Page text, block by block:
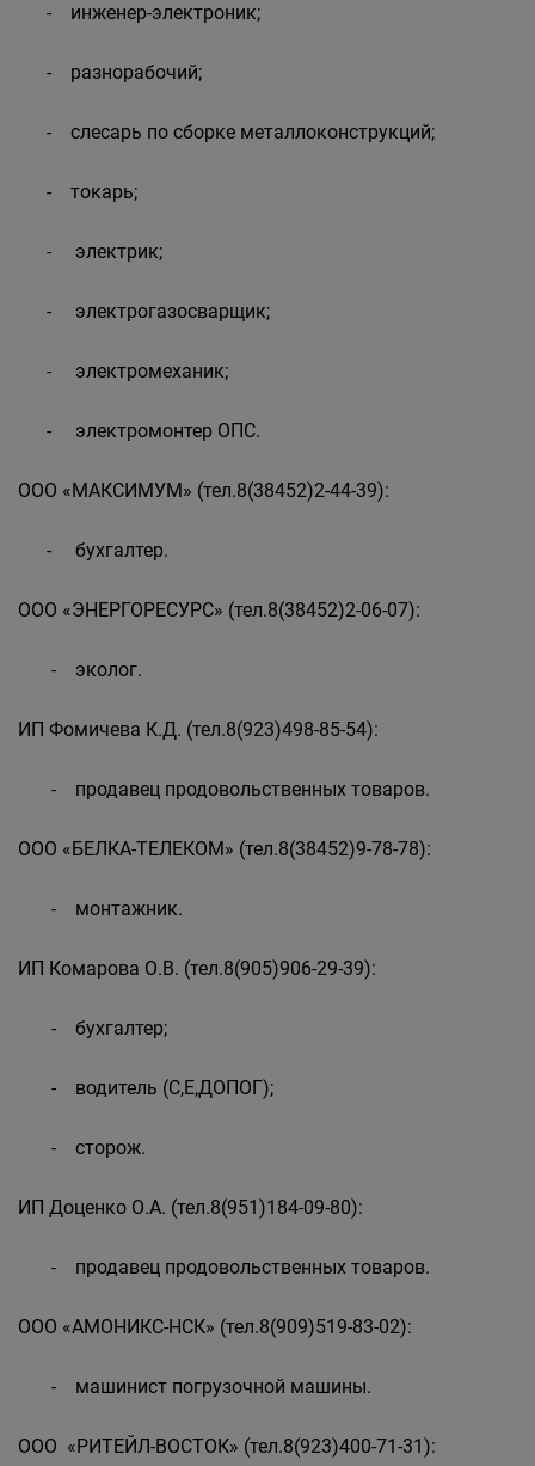
- инженер-электроник;
- разнорабочий;
- слесарь по сборке металлоконструкций;
- токарь;
- электрик;
- электрогазосварщик;
- электромеханик;
- электромонтер ОПС.
ООО «МАКСИМУМ» (тел.8(38452)2-44-39):
- бухгалтер.
ООО «ЭНЕРГОРЕСУРС» (тел.8(38452)2-06-07):
- эколог.
ИП Фомичева К.Д. (тел.8(923)498-85-54):
- продавец продовольственных товаров.
ООО «БЕЛКА-ТЕЛЕКОМ» (тел.8(38452)9-78-78):
- монтажник.
ИП Комарова О.В. (тел.8(905)906-29-39):
- бухгалтер;
- водитель (С,Е,ДОПОГ);
- сторож.
ИП Доценко О.А. (тел.8(951)184-09-80):
- продавец продовольственных товаров.
ООО «АМОНИКС-НСК» (тел.8(909)519-83-02):
- машинист погрузочной машины.
ООО «РИТЕЙЛ-ВОСТОК» (тел.8(923)400-71-31):